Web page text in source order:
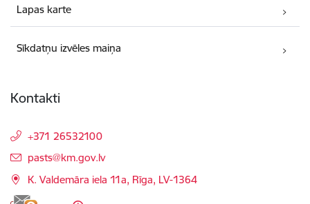
Lapas karte
Sīkdatņu izvēles maiņa
Kontakti
+371 26532100
E-pasts:
pasts@km.gov.lv
K. Valdemāra iela 11a, Rīga, LV-1364